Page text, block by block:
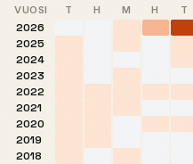
VUOSI T H M H T
2026
2025
2024
2023
2022
2021
2020
2019
2018